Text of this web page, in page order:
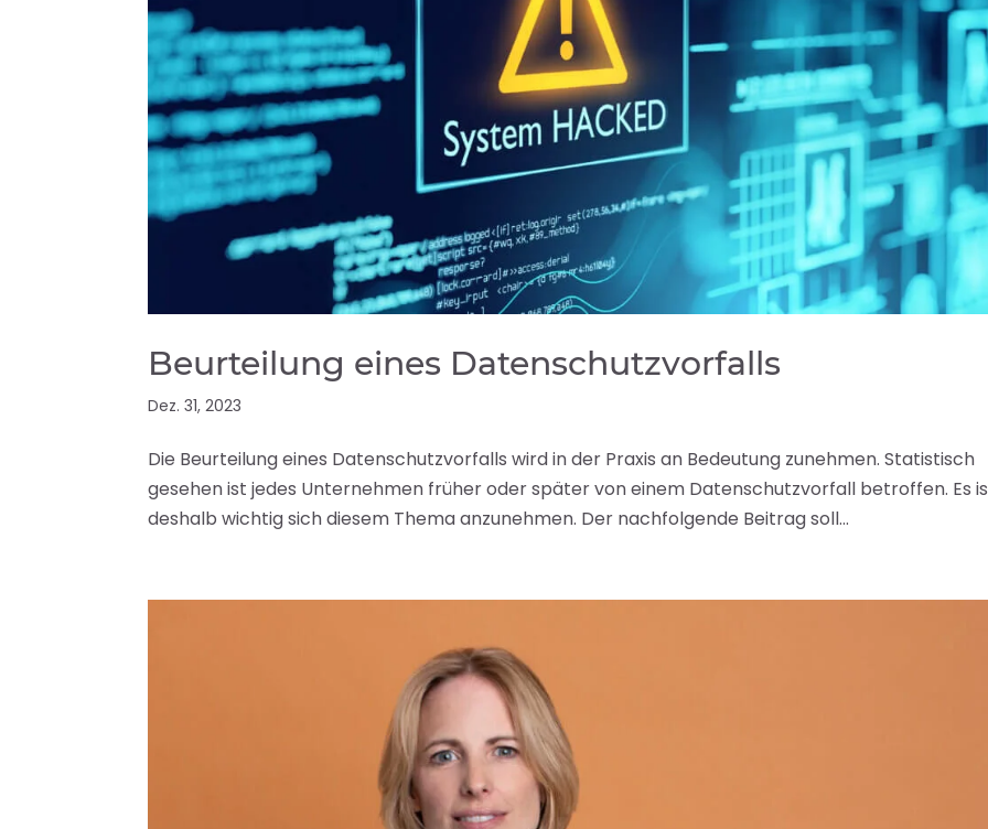
Beurteilung eines Datenschutzvorfalls
Dez. 31, 2023
Die Beurteilung eines Datenschutzvorfalls wird in der Praxis an Bedeutung zunehmen. Statistisch
gesehen ist jedes Unternehmen früher oder später von einem Datenschutzvorfall betroffen. Es
deshalb wichtig sich diesem Thema anzunehmen. Der nachfolgende Beitrag soll...